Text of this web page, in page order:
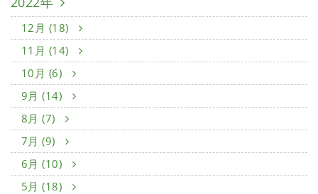
12月 (18)
11月 (14)
10月 (6)
9月 (14)
8月 (7)
7月 (9)
6月 (10)
5月 (18)